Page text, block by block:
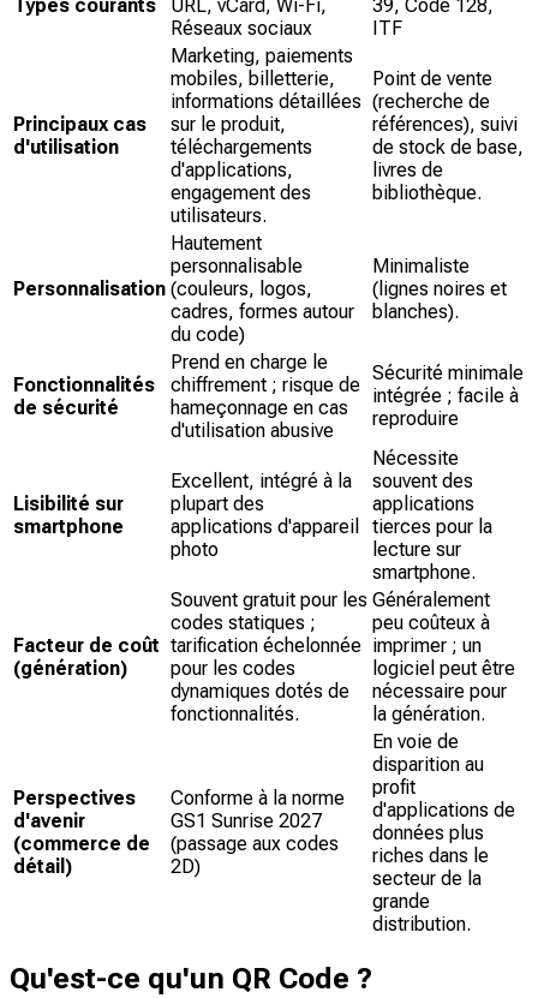
Types courants
URL, vCard, Wi-Fi,
Réseaux sociaux
39, Code 128,
ITF
Principaux cas
d'utilisation
Marketing, paiements
mobiles, billetterie,
informations détaillées
sur le produit,
téléchargements
d'applications,
engagement des
utilisateurs.
Point de vente
(recherche de
références), suivi
de stock de base,
livres de
bibliothèque.
Personnalisation
Hautement
personnalisable
(couleurs, logos,
cadres, formes autour
du code)
Minimaliste
(lignes noires et
blanches).
Fonctionnalités
de sécurité
Prend en charge le
chiffrement ; risque de
hameçonnage en cas
d'utilisation abusive
Sécurité minimale
intégrée ; facile à
reproduire
Lisibilité sur
smartphone
Excellent, intégré à la
plupart des
applications d'appareil
photo
Nécessite
souvent des
applications
tierces pour la
lecture sur
smartphone.
Facteur de coût
(génération)
Souvent gratuit pour les
codes statiques ;
tarification échelonnée
pour les codes
dynamiques dotés de
fonctionnalités.
Généralement
peu coûteux à
imprimer ; un
logiciel peut être
nécessaire pour
la génération.
Perspectives
d'avenir
(commerce de
détail)
Conforme à la norme
GS1 Sunrise 2027
(passage aux codes
2D)
En voie de
disparition au
profit
d'applications de
données plus
riches dans le
secteur de la
grande
distribution.
Qu'est-ce qu'un QR Code ?